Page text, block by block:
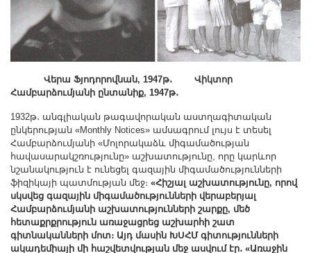
Վերա Ֆյոդորովնան, 1947թ․ Վիկտոր
Համբարձումյանի ընտանիք, 1947թ․
1932թ․ անգլիական թագավորական աստղագիտական
ընկերության «Monthly Notices» ամսագրում լույս է տեսել
Համբարձումյանի «Մոլորակաձև միգամածության
հավասարակշռությունը» աշխատությունը, որը կարևոր
նշանակություն է ունեցել գազային միգամածությունների
ֆիզիկայի պատմության մեջ։ «Հիշյալ աշխատությունը, որով
սկսվեց գազային միգամածությունների վերաբերյալ
Համբարձումյանի աշխատությունների շարքը, մեծ
հետաքրքրություն առաջացրեց աշխարհի շատ
գիտնականների մոտ։ Այդ մասին ԽՍՀՄ գիտությունների
ակադեմիայի մի հաշվետվության մեջ ասվում էր․ «Առաջին